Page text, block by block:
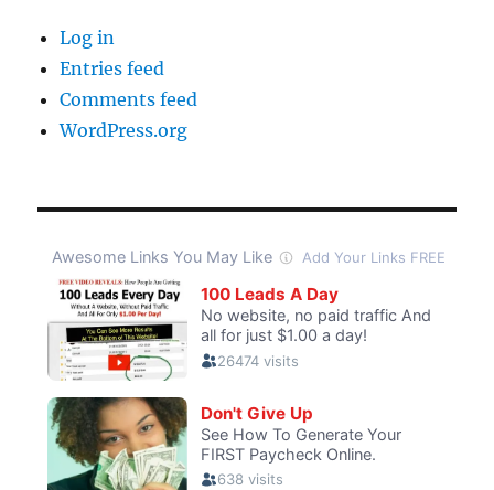
Log in
Entries feed
Comments feed
WordPress.org